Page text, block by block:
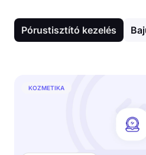
Pórustisztító kezelés
KOZMETIKA